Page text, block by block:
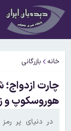
خانه بازرگانی
چارت
هوروسکوپ و
در دنیای پر رمز